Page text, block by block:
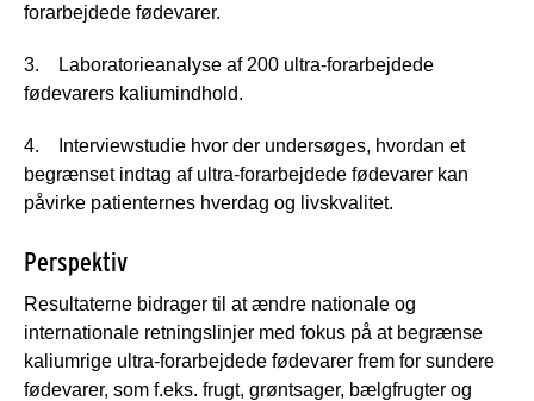
forarbejdede fødevarer.
3. Laboratorieanalyse af 200 ultra-forarbejdede
fødevarers kaliumindhold.
4. Interviewstudie hvor der undersøges, hvordan et
begrænset indtag af ultra-forarbejdede fødevarer kan
påvirke patienternes hverdag og livskvalitet.
Perspektiv
Resultaterne bidrager til at ændre nationale og
internationale retningslinjer med fokus på at begrænse
kaliumrige ultra-forarbejdede fødevarer frem for sundere
fødevarer, som f.eks. frugt, grøntsager, bælgfrugter og